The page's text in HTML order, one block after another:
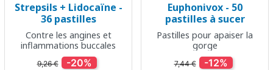
Strepsils + Lidocaïne -
36 pastilles
Contre les angines et
inflammations buccales
9,26 € -20%
Euphonivox - 50
pastilles à sucer
Pastilles pour apaiser la
gorge
7,44 € -12%